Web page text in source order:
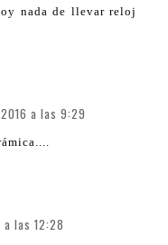
nada de llevar reloj
a las 9:29
las 12:28